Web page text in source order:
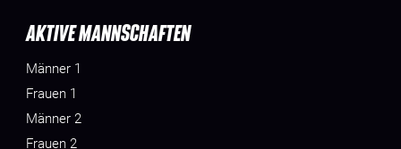
AKTIVE MANNSCHAFTEN
Männer 1
Frauen 1
Männer 2
Frauen 2